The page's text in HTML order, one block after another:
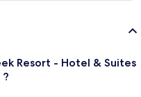
Resort - Hotel & Suites